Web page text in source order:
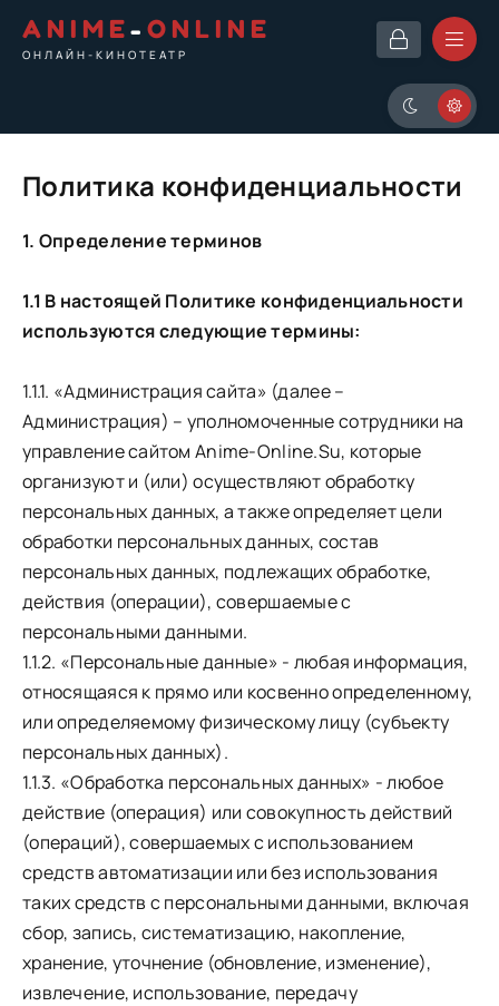
ANIME- ONLINE
ОНЛАЙН-КИНОТЕАТР
Политика конфиденциальности
1. Определение терминов
1.1 В настоящей Политике конфиденциальности
используются следующие термины:
1.1.1. «Администрация сайта» (далее –
Администрация) – уполномоченные сотрудники на
управление сайтом Anime-Online.Su, которые
организуют и (или) осуществляют обработку
персональных данных, а также определяет цели
обработки персональных данных, состав
персональных данных, подлежащих обработке,
действия (операции), совершаемые с
персональными данными.
1.1.2. «Персональные данные» - любая информация,
относящаяся к прямо или косвенно определенному,
или определяемому физическому лицу (субъекту
персональных данных).
1.1.3. «Обработка персональных данных» - любое
действие (операция) или совокупность действий
(операций), совершаемых с использованием
средств автоматизации или без использования
таких средств с персональными данными, включая
сбор, запись, систематизацию, накопление,
хранение, уточнение (обновление, изменение),
извлечение, использование, передачу